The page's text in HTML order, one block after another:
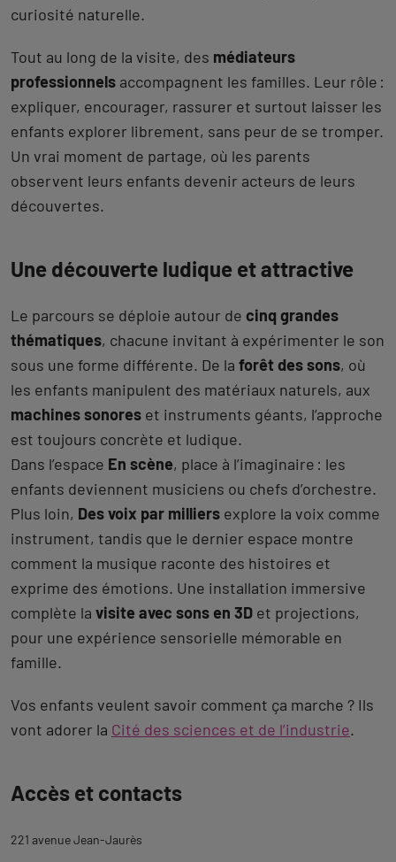
curiosité naturelle.
Tout au long de la visite, des médiateurs
professionnels accompagnent les familles. Leur rôle :
expliquer, encourager, rassurer et surtout laisser les
enfants explorer librement, sans peur de se tromper.
Un vrai moment de partage, où les parents
observent leurs enfants devenir acteurs de leurs
découvertes.
Une découverte ludique et attractive
Le parcours se déploie autour de cinq grandes
thématiques, chacune invitant à expérimenter le son
sous une forme différente. De la forêt des sons, où
les enfants manipulent des matériaux naturels, aux
machines sonores et instruments géants, l’approche
est toujours concrète et ludique.
Dans l’espace En scène, place à l’imaginaire : les
enfants deviennent musiciens ou chefs d’orchestre.
Plus loin, Des voix par milliers explore la voix comme
instrument, tandis que le dernier espace montre
comment la musique raconte des histoires et
exprime des émotions. Une installation immersive
complète la visite avec sons en 3D et projections,
pour une expérience sensorielle mémorable en
famille.
Vos enfants veulent savoir comment ça marche ? Ils
vont adorer la Cité des sciences et de l’industrie.
àAccès et contacts
221 avenue Jean-Jaurès